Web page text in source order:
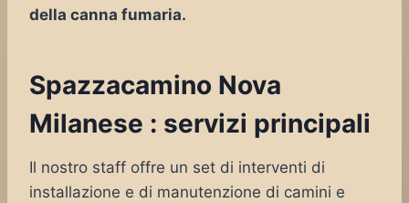
della canna fumaria.
Spazzacamino Nova
Milanese : servizi principali
Il nostro staff offre un set di interventi di
installazione e di manutenzione di camini e